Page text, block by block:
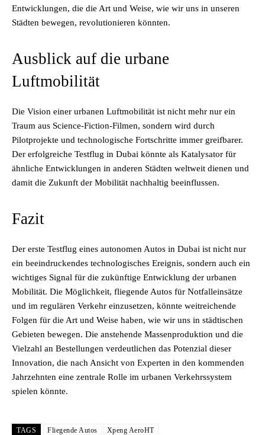
Entwicklungen, die die Art und Weise, wie wir uns in unseren
Städten bewegen, revolutionieren könnten.
Ausblick auf die urbane
Luftmobilität
Die Vision einer urbanen Luftmobilität ist nicht mehr nur ein
Traum aus Science-Fiction-Filmen, sondern wird durch
Pilotprojekte und technologische Fortschritte immer greifbarer.
Der erfolgreiche Testflug in Dubai könnte als Katalysator für
ähnliche Entwicklungen in anderen Städten weltweit dienen und
damit die Zukunft der Mobilität nachhaltig beeinflussen.
Fazit
Der erste Testflug eines autonomen Autos in Dubai ist nicht nur
ein beeindruckendes technologisches Ereignis, sondern auch ein
wichtiges Signal für die zukünftige Entwicklung der urbanen
Mobilität. Die Möglichkeit, fliegende Autos für Notfalleinsätze
und im regulären Verkehr einzusetzen, könnte weitreichende
Folgen für die Art und Weise haben, wie wir uns in städtischen
Gebieten bewegen. Die anstehende Massenproduktion und die
Vielzahl an Bestellungen verdeutlichen das Potenzial dieser
Innovation, die nach Ansicht von Experten in den kommenden
Jahrzehnten eine zentrale Rolle im urbanen Verkehrssystem
spielen könnte.
TAGS Fliegende Autos Xpeng AeroHT